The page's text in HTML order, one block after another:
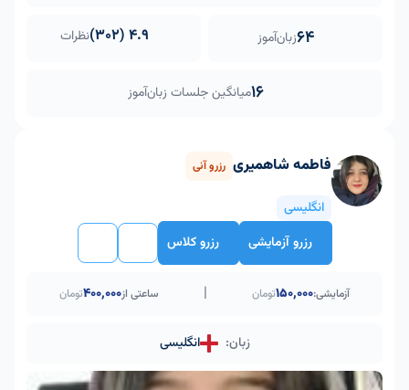
64زبان‌آموز 4.9 (302) نظرات
16میانگین جلسات زبان‌آموز
فاطمه شاهمیری رزرو آنی
انگلیسی
رزرو آزمایشی
رزرو کلاس
آزمایشی:150,000تومان | ساعتی از۴۰۰٬۰۰۰تومان
زبان: انگلیسی